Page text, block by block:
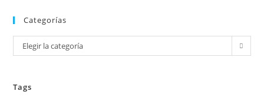
Categorías
Categorías
Elegir la categoría
Tags